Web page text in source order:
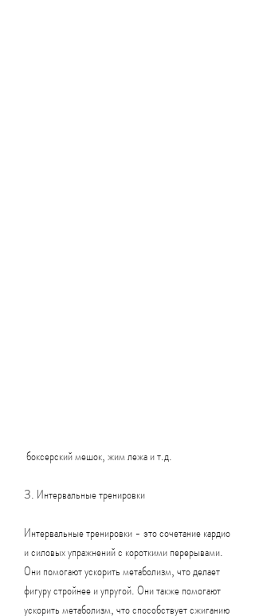
боксерский мешок, жим лежа и т.д.
3. Интервальные тренировки
Интервальные тренировки - это сочетание кардио
и силовых упражнений с короткими перерывами.
Они помогают ускорить метаболизм, что делает
фигуру стройнее и упругой. Они также помогают
ускорить метаболизм, что способствует сжиганию